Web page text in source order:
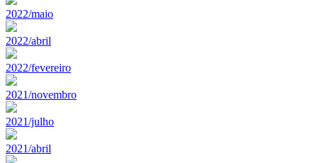
2022/maio
2022/abril
2022/fevereiro
2021/novembro
2021/julho
2021/abril